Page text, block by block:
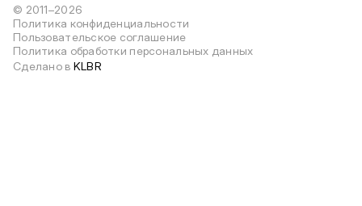
© 2011–2026
Политика конфиденциальности
Пользовательское соглашение
Политика обработки персональных данных
Сделано в KLBR